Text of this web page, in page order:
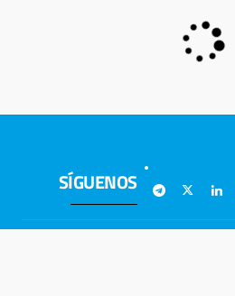
SÍGUENOS